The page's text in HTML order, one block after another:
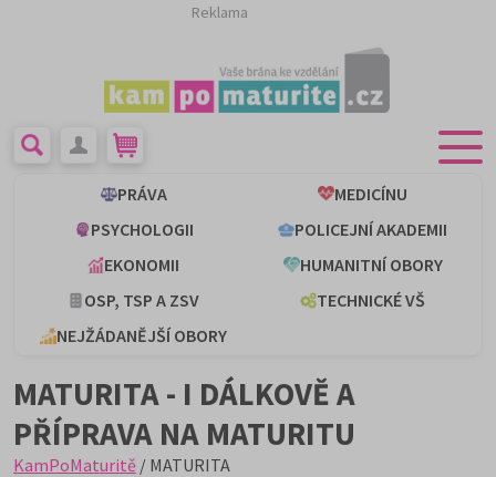
Reklama
PRÁVA
MEDICÍNU
PSYCHOLOGII
POLICEJNÍ AKADEMII
EKONOMII
HUMANITNÍ OBORY
OSP, TSP A ZSV
TECHNICKÉ VŠ
NEJŽÁDANĚJŠÍ OBORY
MATURITA - I DÁLKOVĚ A
PŘÍPRAVA NA MATURITU
KamPoMaturitě / MATURITA